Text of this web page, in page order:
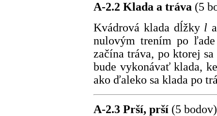
A-2.2 Klada a tráva (5
Kvádrová klada dĺžky l
nulovým trením po
začína tráva, po ktorej
bude vykonávať klada,
ako ďaleko sa klada po
A-2.3 Prší, prší (5 bodov)